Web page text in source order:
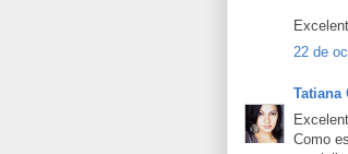
22 de
Tatiana
Como